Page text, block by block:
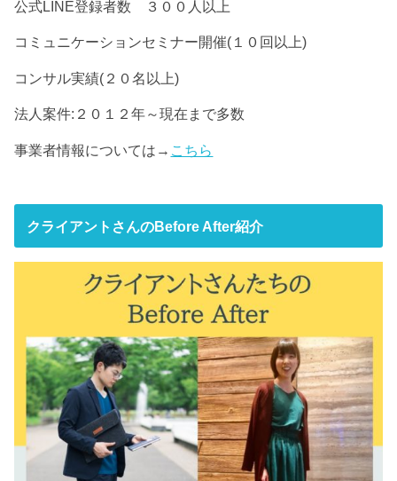
公式LINE登録者数 ３００人以上
コミュニケーションセミナー開催(１０回以上)
コンサル実績(２０名以上)
法人案件:２０１２年～現在まで多数
事業者情報については→ こちら
クライアントさんのBefore After紹介